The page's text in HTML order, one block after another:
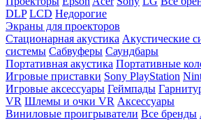
DLP LCD Недорогие
Экраны для проекторов
Стационарная акустика Акустические
системы Сабвуферы Саундбары
Портативная акустика Портативные
Игровые приставки Sony PlayStation
Игровые аксессуары Геймпады
VR Шлемы и очки VR Аксессуары
Виниловые проигрыватели Все бренды